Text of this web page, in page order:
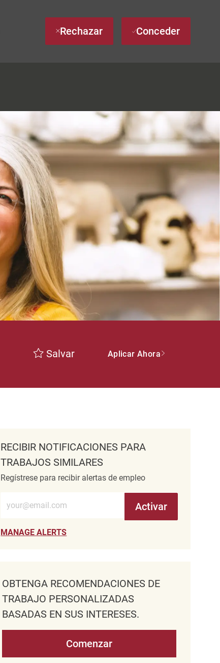
Rechazar Conceder
Salvar Aplicar Ahora
RECIBIR NOTIFICACIONES PARA
TRABAJOS SIMILARES
Regístrese para recibir alertas de empleo
Introduzca la dirección de correo electrónico (obligatorio)
Activar
MANAGE ALERTS
OBTENGA RECOMENDACIONES DE
TRABAJO PERSONALIZADAS
BASADAS EN SUS INTERESES.
Comenzar